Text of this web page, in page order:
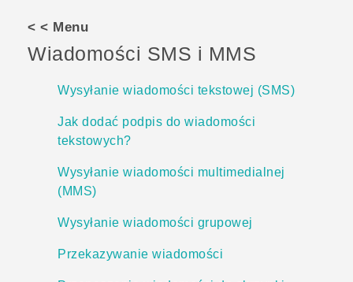
POMOC TECHNICZNA
Urządzenia i akcesoria HTC
Zaloguj się
< < Menu
Wiadomości SMS i MMS
Wysyłanie wiadomości tekstowej (SMS)
Jak dodać podpis do wiadomości
tekstowych?
Wysyłanie wiadomości multimedialnej
(MMS)
Wysyłanie wiadomości grupowej
Przekazywanie wiadomości